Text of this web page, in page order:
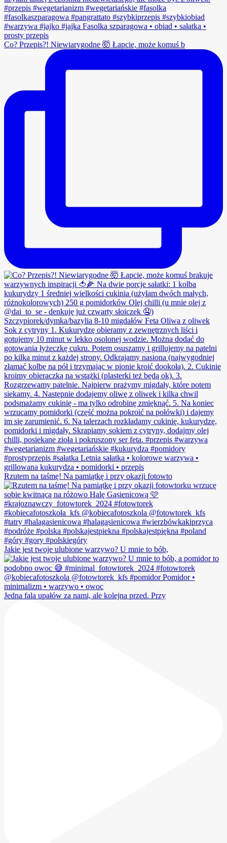
Co? Przepis?! Niewiarygodne 🤯 Łapcie, może komuś b
Rzutem na taśmę! Na pamiątkę i przy okazji fotowto
Jakie jest twoje ulubione warzywo? U mnie to bób,
Jedna fala upałów za nami, ale kolejna przed. Przy